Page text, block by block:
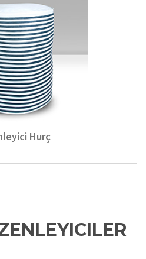
Hurç